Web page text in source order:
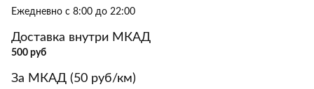
Ежедневно с 8:00 до 22:00
Доставка внутри МКАД
500 руб
За МКАД (50 руб/км)